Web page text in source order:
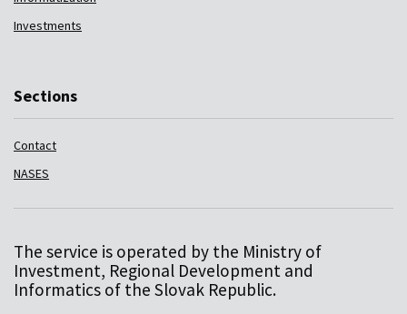
Investments
Sections
Contact
NASES
The service is operated by the Ministry of
Investment, Regional Development and
Informatics of the Slovak Republic.